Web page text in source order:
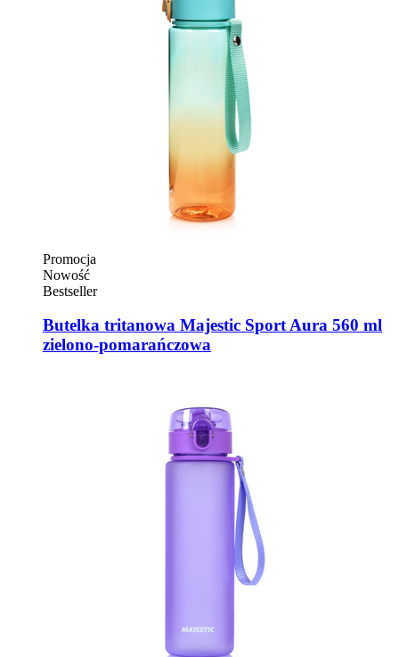
Promocja
Nowość
Bestseller
Butelka tritanowa Majestic Sport Aura 560 ml
zielono-pomarańczowa